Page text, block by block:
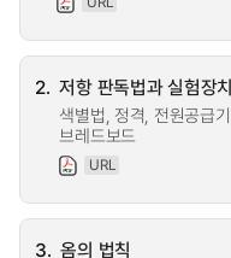
2. 저항 판독법과 실험장치
색별법, 정격, 전원공급
브레드보드
URL
3. 옴의 법칙